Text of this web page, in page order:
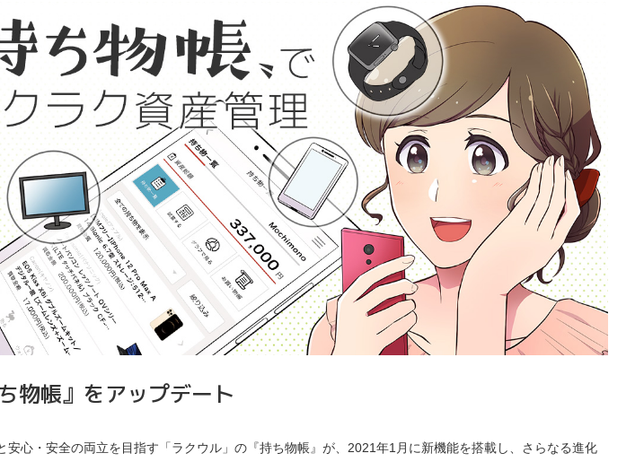
物帳』をアップデート
心・安全の両立を目指す「ラクウル」の『持ち物帳』が、2021年1月に新機能を搭載し、さらなる進化